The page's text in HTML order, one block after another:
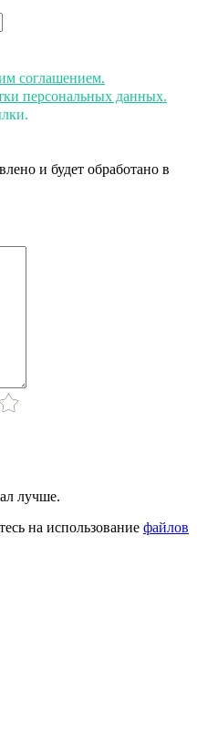
соглашением.
персональных данных.
и будет обработано в
лучше.
на использование файлов